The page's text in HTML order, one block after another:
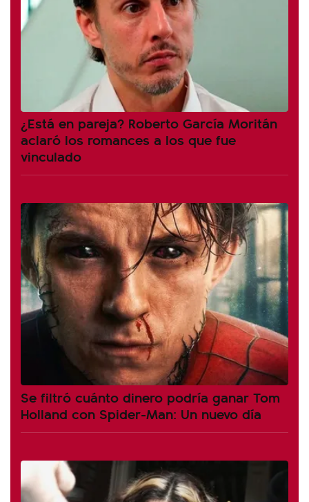
¿Está en pareja? Roberto García Moritán
aclaró los romances a los que fue
vinculado
Se filtró cuánto dinero podría ganar Tom
Holland con Spider-Man: Un nuevo día